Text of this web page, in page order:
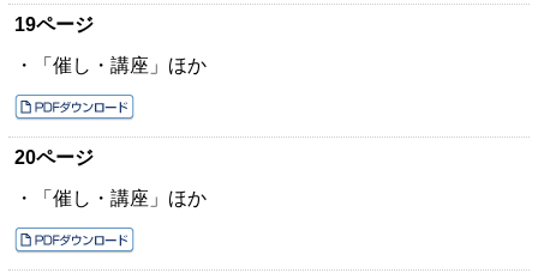
19ページ
・「催し・講座」ほか
20ページ
・「催し・講座」ほか